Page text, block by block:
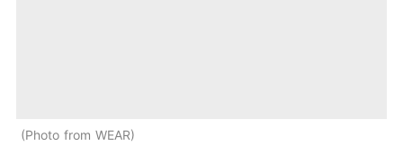
Photo from WEAR